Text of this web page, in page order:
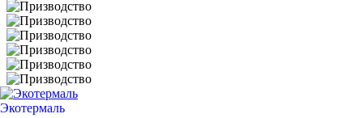
Экотермаль